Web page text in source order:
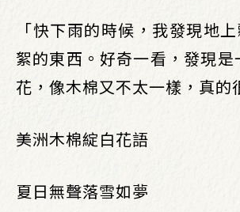
「快下雨的時候，我發現地
絮的東西。好奇一看，發現是
花，像木棉又不太一樣，真的
美洲木棉綻白花語
夏日無聲落雪如夢